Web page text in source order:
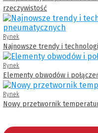
rzeczywistość
Rynek
Najnowsze trendy i
Rynek
Elementy obwodów i
Rynek
Nowy przetwornik